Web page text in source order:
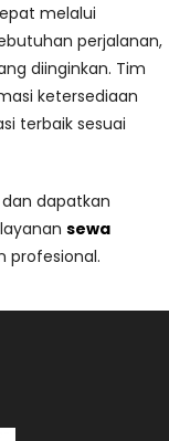
melalui
perjalanan,
diinginkan. Tim
ketersediaan
terbaik sesuai
dapatkan
sewa
profesional.